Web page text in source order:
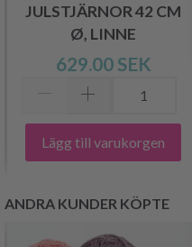
JULSTJÄRNOR 42 CM
Ø, LINNE
629.00 SEK
Lägg till varukorgen
ANDRA KUNDER KÖPTE